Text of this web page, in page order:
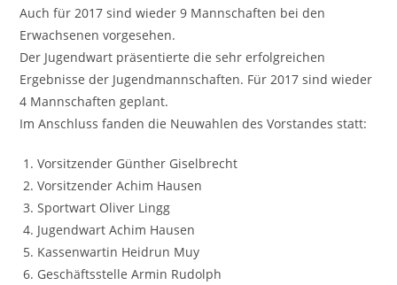
Auch für 2017 sind wieder 9 Mannschaften bei den
Erwachsenen vorgesehen.
Der Jugendwart präsentierte die sehr erfolgreichen
Ergebnisse der Jugendmannschaften. Für 2017 sind wieder
4 Mannschaften geplant.
Im Anschluss fanden die Neuwahlen des Vorstandes statt:
Vorsitzender Günther Giselbrecht
Vorsitzender Achim Hausen
Sportwart Oliver Lingg
Jugendwart Achim Hausen
Kassenwartin Heidrun Muy
Geschäftsstelle Armin Rudolph